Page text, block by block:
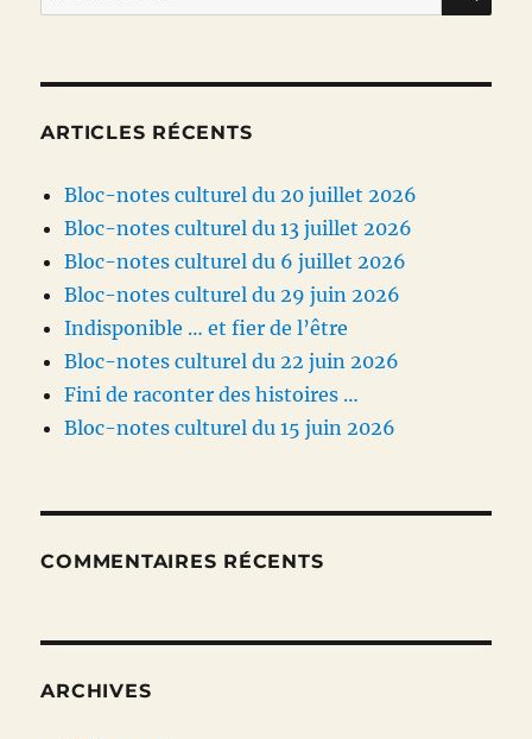
pour :
ARTICLES RÉCENTS
Bloc-notes culturel du 20 juillet 2026
Bloc-notes culturel du 13 juillet 2026
Bloc-notes culturel du 6 juillet 2026
Bloc-notes culturel du 29 juin 2026
Indisponible … et fier de l’être
Bloc-notes culturel du 22 juin 2026
Fini de raconter des histoires …
Bloc-notes culturel du 15 juin 2026
COMMENTAIRES RÉCENTS
ARCHIVES